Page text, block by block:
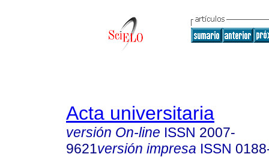
Acta universitaria
versión On-line ISSN 2007-
9621versión impresa ISSN